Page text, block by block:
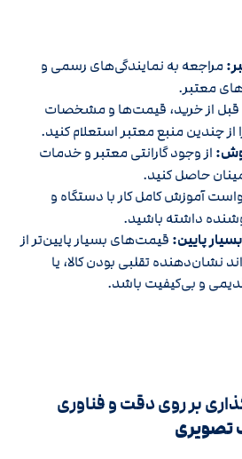
مراجعه به نمایندگی‌های رسمی و
معتبر.
قبل از خرید، قیمت‌ها و مشخصات
چندین منبع معتبر استعلام کنید.
از وجود گارانتی معتبر و خدمات
حاصل کنید.
آموزش کامل کار با دستگاه و
داشته باشید.
پایین: قیمت‌های بسیار پایین‌تر از
نشان‌دهنده تقلبی بودن کالا، یا
و بی‌کیفیت باشد.
بر روی دقت و فناوری
تصویری